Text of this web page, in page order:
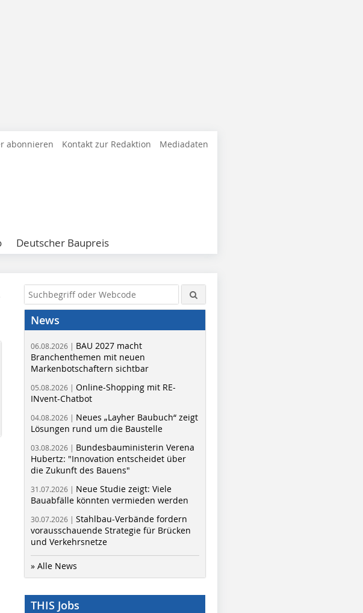
abonnieren Kontakt zur Redaktion Mediadaten
Deutscher Baupreis
News
06.08.2026 | BAU 2027 macht
Branchenthemen mit neuen
Markenbotschaftern sichtbar
05.08.2026 | Online-Shopping mit RE-
INvent-Chatbot
04.08.2026 | Neues „Layher Baubuch“ zeigt
Lösungen rund um die Baustelle
03.08.2026 | Bundesbauministerin Verena
Hubertz: "Innovation entscheidet über
die Zukunft des Bauens"
31.07.2026 | Neue Studie zeigt: Viele
Bauabfälle könnten vermieden werden
30.07.2026 | Stahlbau-Verbände fordern
vorausschauende Strategie für Brücken
und Verkehrsnetze
» Alle News
THIS Jobs